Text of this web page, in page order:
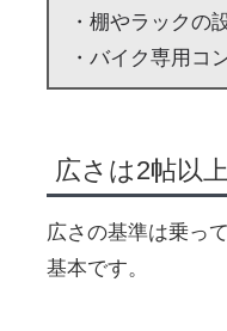
・棚やラックの
・バイク専用コ
広さは2帖以
広さの基準は乗っ
基本です。